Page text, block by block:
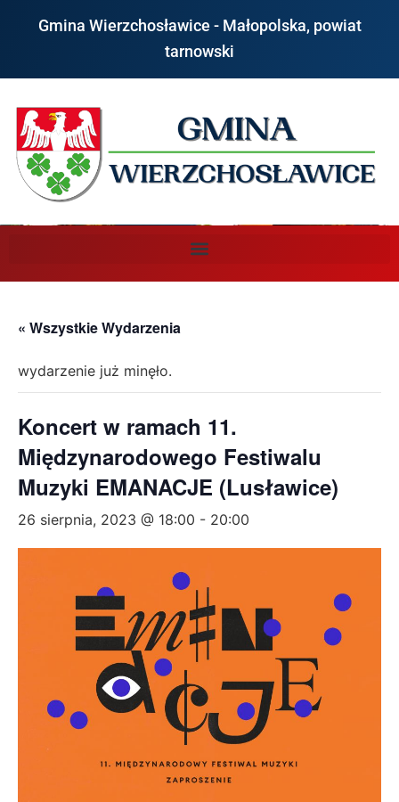
Gmina Wierzchosławice - Małopolska, powiat
tarnowski
« Wszystkie Wydarzenia
wydarzenie już minęło.
Koncert w ramach 11.
Międzynarodowego Festiwalu
Muzyki EMANACJE (Lusławice)
26 sierpnia, 2023 @ 18:00 - 20:00